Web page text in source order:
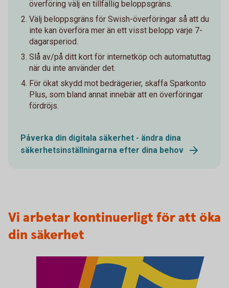
överföring välj en tillfällig beloppsgräns.
Välj beloppsgräns för Swish-överföringar så att du
inte kan överföra mer än ett visst belopp varje 7-
dagarsperiod.
Slå av/på ditt kort för internetköp och automatuttag
när du inte använder det.
För ökat skydd mot bedrägerier, skaffa Sparkonto
Plus, som bland annat innebär att en överföringar
fördröjs.
Påverka din digitala säkerhet - ändra dina
säkerhetsinställningarna efter dina behov
Vi arbetar kontinuerligt för att öka
din säkerhet